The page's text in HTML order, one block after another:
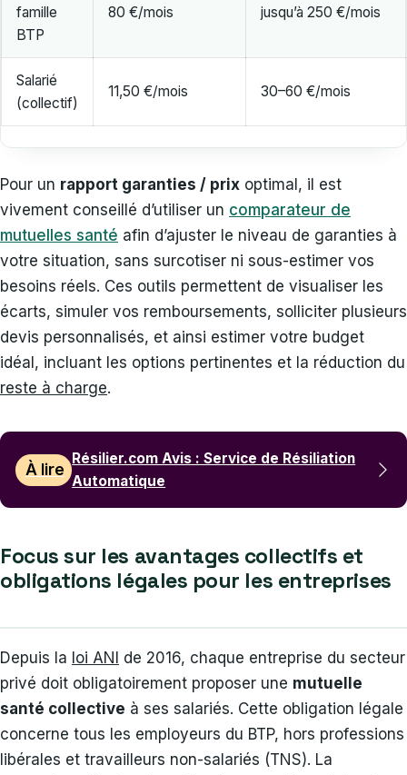
famille
BTP
80 €/mois jusqu’à 250 €/mois
Salarié
(collectif)
11,50 €/mois 30–60 €/mois
Pour un rapport garanties / prix optimal, il est
vivement conseillé d’utiliser un comparateur de
mutuelles santé afin d’ajuster le niveau de garanties à
votre situation, sans surcotiser ni sous-estimer vos
besoins réels. Ces outils permettent de visualiser les
écarts, simuler vos remboursements, solliciter plusieurs
devis personnalisés, et ainsi estimer votre budget
idéal, incluant les options pertinentes et la réduction du
reste à charge.
À lire
Résilier.com Avis : Service de Résiliation
Automatique
Focus sur les avantages collectifs et
obligations légales pour les entreprises
Depuis la loi ANI
de 2016, chaque entreprise du secteur
privé doit obligatoirement proposer une mutuelle
santé collective à ses salariés. Cette obligation légale
concerne tous les employeurs du BTP, hors professions
libérales et travailleurs non-salariés (TNS). La